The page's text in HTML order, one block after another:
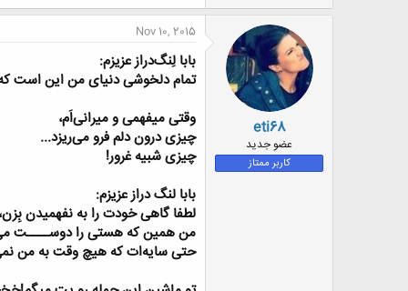
eti68
عضو جدید
کاربر ممتاز
Nov 10, 2015
بابا لِنگ‌دراز عزیزم:
تمام دلخوشی دنیای من این است
وقتی میفهمی و میرانی‌اَم،
چیزی درون دلم فرو می‌ریزد...
چیزی شبیه غرور!
بابا لنگ دراز عزیزم:
لطفا گاهی خودت را به نفهمیدن
من همین که هستی را دوســــت
حتی سایه‌ات که هیچ وقت به من